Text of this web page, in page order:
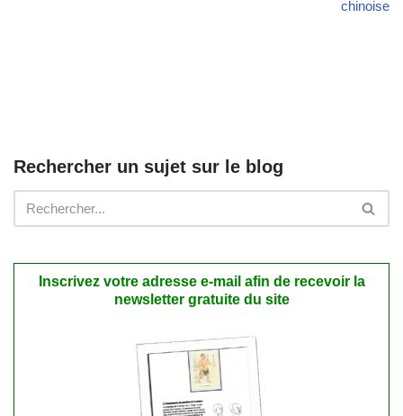
chinoise
Rechercher un sujet sur le blog
Inscrivez votre adresse e-mail afin de recevoir la
newsletter gratuite du site